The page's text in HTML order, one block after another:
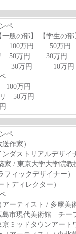
ペ
】 【学生の部
100万円 50万円
50万円 30万円
万円 10万円
100万円
50万円
ペ
作家）
ンダストリアルデザイ
家 / 東京大学大学院教
フィックデザイナー）
トディレクター）
アーティスト / 多摩美
島市現代美術館 チー
ミッドタウンアー